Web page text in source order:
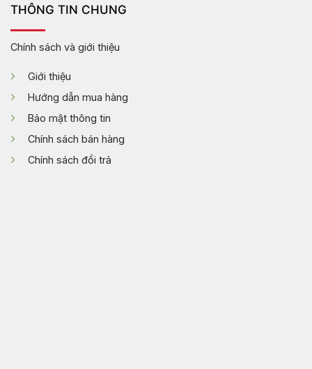
THÔNG TIN CHUNG
Chính sách và giới thiệu
Giới thiệu
Hướng dẫn mua hàng
Bảo mật thông tin
Chính sách bán hàng
Chính sách đổi trả